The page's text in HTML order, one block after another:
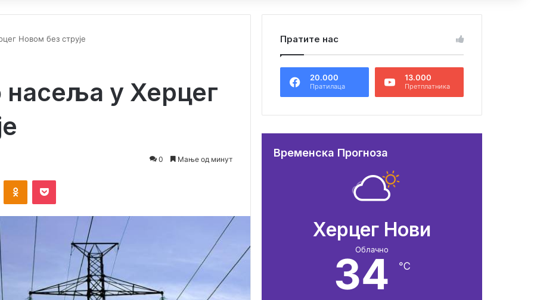
Новом без струје
у Херцег
0 Мање од минут
Пратите нас
20.000
Пратилаца
13.000
Претплатника
Временска Прогноза
Херцег Нови
Облачно
34 ℃